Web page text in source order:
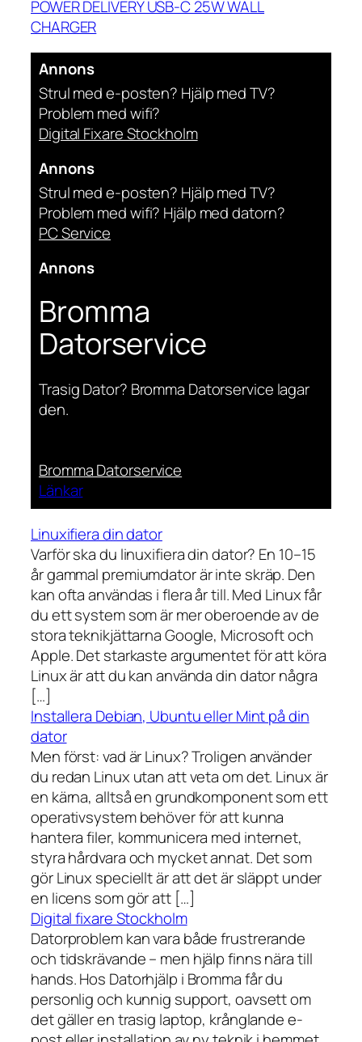
POWER DELIVERY USB-C 25W WALL
CHARGER
Annons
Strul med e-posten? Hjälp med TV?
Problem med wifi?
Digital Fixare Stockholm
Annons
Strul med e-posten? Hjälp med TV?
Problem med wifi? Hjälp med datorn?
PC Service
Annons
Bromma
Datorservice
Trasig Dator? Bromma Datorservice lagar
den.
Bromma Datorservice
Länkar
Linuxifiera din dator
Varför ska du linuxifiera din dator? En 10–15
år gammal premiumdator är inte skräp. Den
kan ofta användas i flera år till. Med Linux får
du ett system som är mer oberoende av de
stora teknikjättarna Google, Microsoft och
Apple. Det starkaste argumentet för att köra
Linux är att du kan använda din dator några
[…]
Installera Debian, Ubuntu eller Mint på din
dator
Men först: vad är Linux? Troligen använder
du redan Linux utan att veta om det. Linux är
en kärna, alltså en grundkomponent som ett
operativsystem behöver för att kunna
hantera filer, kommunicera med internet,
styra hårdvara och mycket annat. Det som
gör Linux speciellt är att det är släppt under
en licens som gör att […]
Digital fixare Stockholm
Datorproblem kan vara både frustrerande
och tidskrävande – men hjälp finns nära till
hands. Hos Datorhjälp i Bromma får du
personlig och kunnig support, oavsett om
det gäller en trasig laptop, krånglande e-